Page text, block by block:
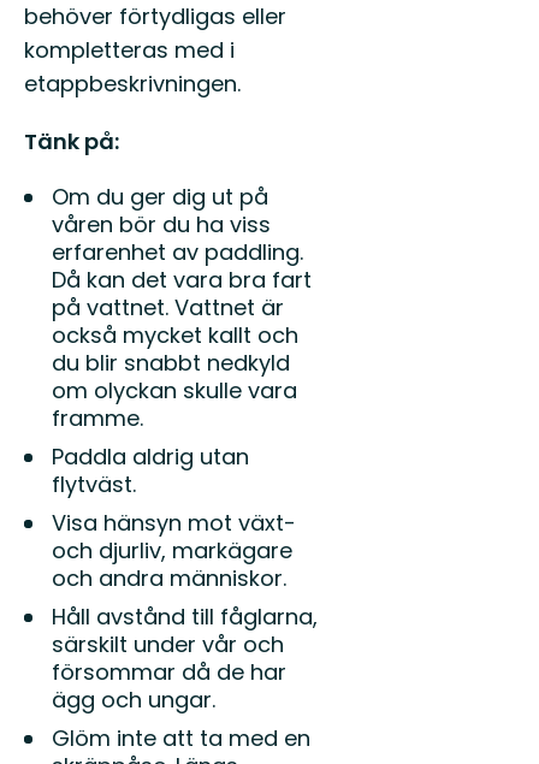
behöver förtydligas eller
kompletteras med i
etappbeskrivningen.
Tänk på:
Om du ger dig ut på
våren bör du ha viss
erfarenhet av paddling.
Då kan det vara bra fart
på vattnet. Vattnet är
också mycket kallt och
du blir snabbt nedkyld
om olyckan skulle vara
framme.
Paddla aldrig utan
flytväst.
Visa hänsyn mot växt-
och djurliv, markägare
och andra människor.
Håll avstånd till fåglarna,
särskilt under vår och
försommar då de har
ägg och ungar.
Glöm inte att ta med en